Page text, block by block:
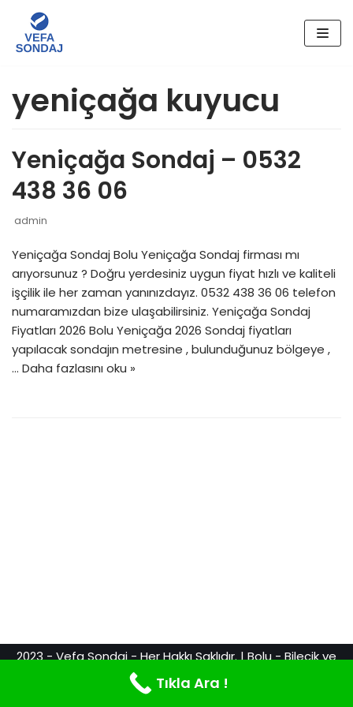
İçeriğe
yeniçağa kuyucu
Yeniçağa Sondaj – 0532
438 36 06
admin
Yeniçağa Sondaj Bolu Yeniçağa Sondaj firması mı
arıyorsunuz ? Doğru yerdesiniz uygun fiyat hızlı ve kaliteli
işçilik ile her zaman yanınızdayız. 0532 438 36 06 telefon
numaramızdan bize ulaşabilirsiniz. Yeniçağa Sondaj
Fiyatları 2026 Bolu Yeniçağa 2026 Sondaj fiyatları
yapılacak sondajın metresine , bulunduğunuz bölgeye ,
… Daha fazlasını oku »
2023 - Vefa Sondaj - Her Hakkı Saklıdır. | Bolu - Bilecik ve
Sakarya Sondaj Hizmetleri. Web Tasarım & Reklam
Webkurdu.com.tr
Tıkla Ara !